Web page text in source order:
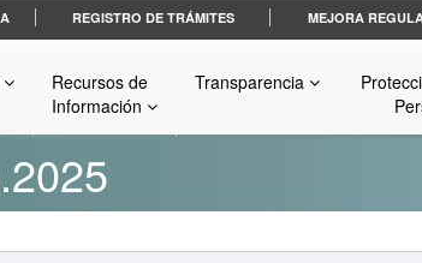
REGISTRO DE TRÁMITES MEJORA
Recursos de
Información
Transparencia